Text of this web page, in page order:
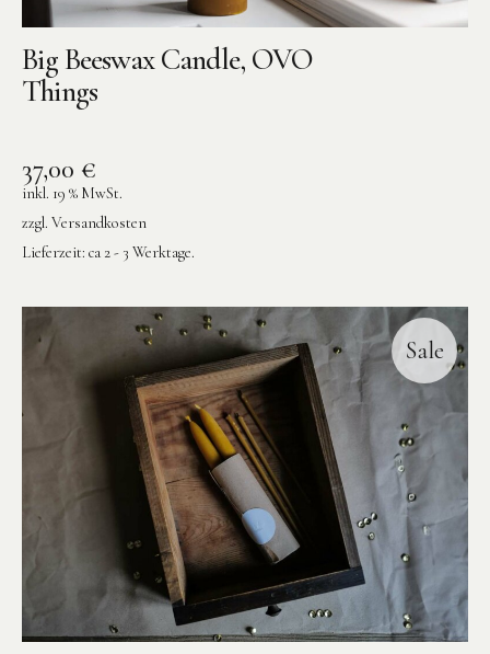
just dutch Kuscheltiere
HAPE Spielzeug
MIKANU Babyrasseln
Geschenke zur Geburt
InstagramPinterest
Big Beeswax Candle, OVO
Things
37,00 €
inkl. 19 % MwSt.
zzgl. Versandkosten
Lieferzeit: ca 2 - 3 Werktage.
Sale